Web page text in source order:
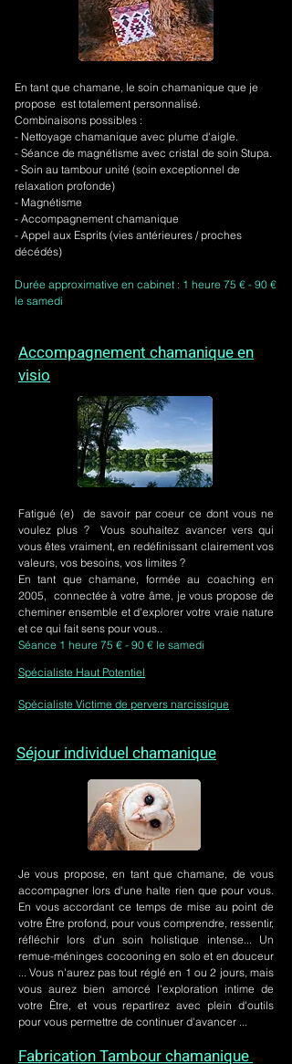
En tant que chamane, le soin chamanique que je
propose est totalement personnalisé.
Combinaisons possibles :
- Nettoyage chamanique avec plume d'aigle.
- Séance de magnétisme avec cristal de soin Stupa.
- Soin au tambour unité (soin exceptionnel de
relaxation profonde)
- Magnétisme
- Accompagnement chamanique
- Appel aux Esprits (vies antérieures / proches
décédés)
Durée approximative en cabinet : 1 heure 75 € - 90 €
le samedi
Accompagnement chamanique en
visio
Fatigué (e) de savoir par coeur ce dont vous ne
voulez plus ? Vous souhaitez avancer vers qui
vous êtes vraiment, en redéfinissant clairement vos
valeurs, vos besoins, vos limites ?
En tant que chamane, formée au coaching en
2005, connectée à votre âme, je vous propose de
cheminer ensemble et d'explorer votre vraie nature
et ce qui fait sens pour vous..
Séance 1 heure 75 € - 90 € le samedi
Spécialiste Haut Potentiel
Spécialiste Victime de pervers narcissique
Séjour individuel chamanique
Je vous propose, en tant que chamane, de vous
accompagner lors d'une halte rien que pour vous.
En vous accordant ce temps de mise au point de
votre Être profond, pour vous comprendre, ressentir,
réfléchir lors d'un soin holistique intense... Un
remue-méninges cocooning en solo et en douceur
... Vous n'aurez pas tout réglé en 1 ou 2 jours, mais
vous aurez bien amorcé l'exploration intime de
votre Être, et vous repartirez avec plein d'outils
pour vous permettre de continuer d'avancer ...
Fabrication Tambour chamanique